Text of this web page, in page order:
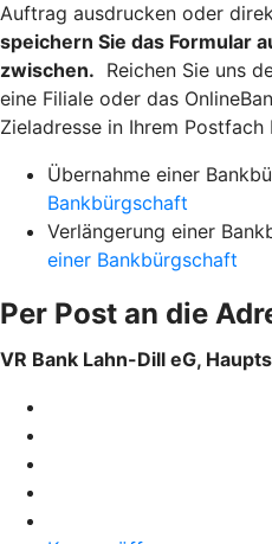
Auftrag ausdrucken oder
speichern Sie das Formular
zwischen. Reichen Sie uns
eine Filiale oder das
Zieladresse in Ihrem Postfach
Übernahme einer
Bankbürgschaft
Verlängerung einer
einer Bankbürgschaft
Per Post an die
VR Bank Lahn-Dill eG,